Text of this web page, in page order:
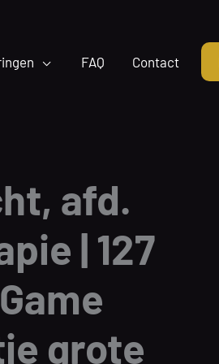
FAQ Contact
afd.
| 127
grote